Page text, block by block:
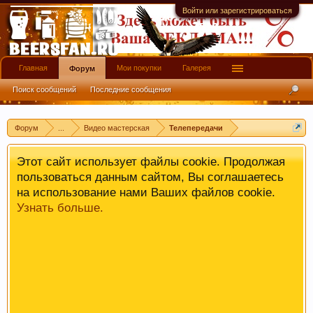
Войти или зарегистрироваться
Форум Видео мастерская Телепередачи
имеют информационной ценности! СПАСИБО
Этот сайт использует файлы cookie. Продолжая
пользоваться данным сайтом, Вы соглашаетесь
на использование нами Ваших файлов cookie.
Узнать больше.
Главная Форум
Поиск сообщений Последние сообщения
Мои покупки Галерея